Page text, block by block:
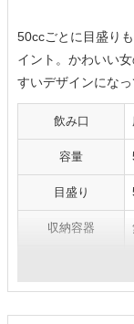
50ccごとに目盛り
イント。かわいい
すいデザインになっ
飲み口
容量
目盛り
収納容器